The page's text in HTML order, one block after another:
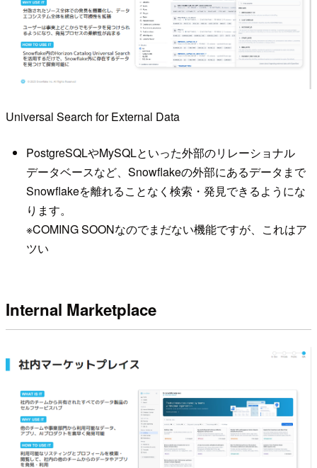
Universal Search for External Data
PostgreSQLやMySQLといった外部のリレーショナル
データベースなど、Snowflakeの外部にあるデータまで
Snowflakeを離れることなく検索・発見できるようにな
ります。
※COMING SOONなのでまだない機能ですが、これはア
ツい
Internal Marketplace